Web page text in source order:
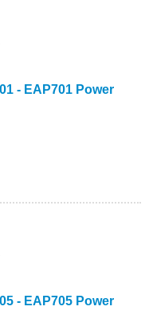
- EAP701 Power
- EAP705 Power